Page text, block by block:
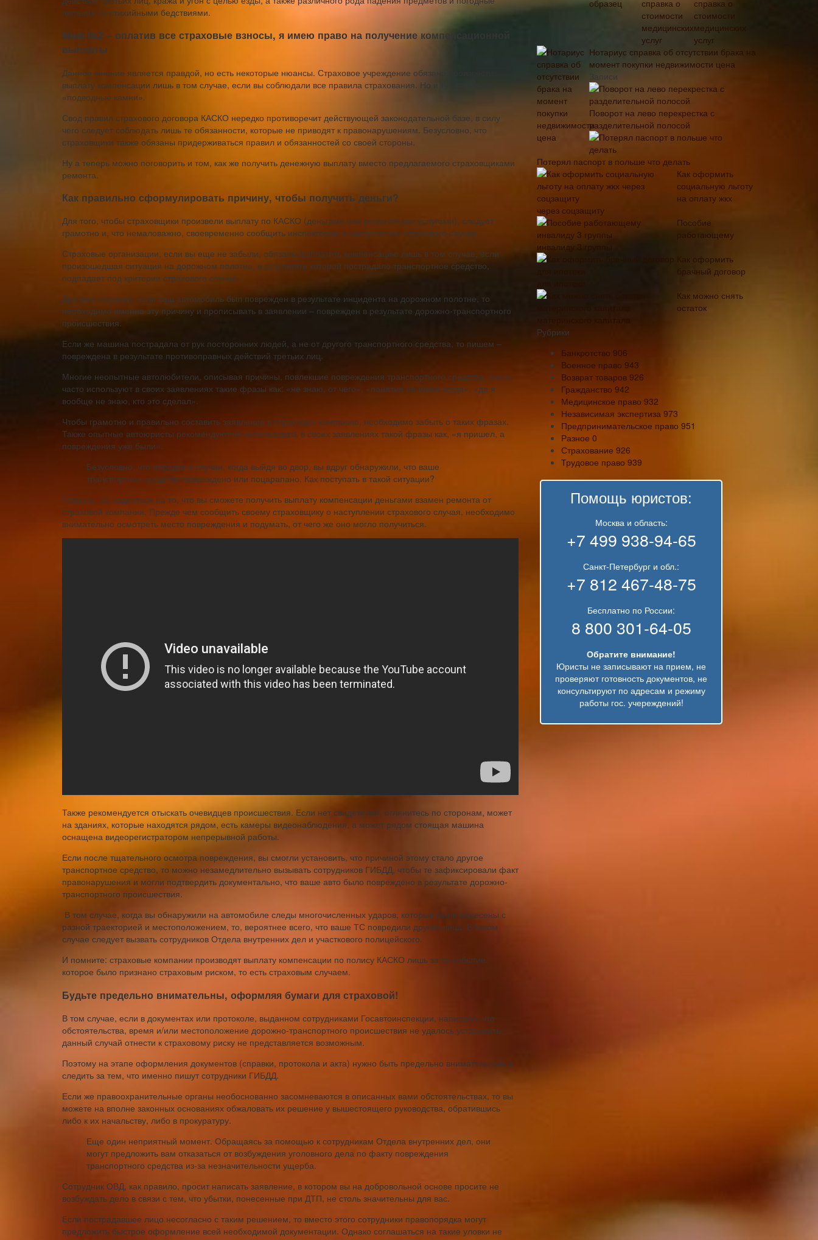
явления со стихийными бедствиями.
Миф №2 – оплатив все страховые взносы, я имею право на получение компенсационной
выплаты
Данное мнение является правдой, но есть некоторые нюансы. Страховое учреждение обязано произвести
выплату компенсации лишь в том случае, если вы соблюдали все правила страхования. Но и тут есть свои
«подводные камни».
Свод правил страхового договора КАСКО нередко противоречит действующей законодательной базе, в силу
чего следует соблюдать лишь те обязанности, которые не приводят к правонарушениям. Безусловно, что
страховщики также обязаны придерживаться правил и обязанностей со своей стороны.
Ну а теперь можно поговорить и том, как же получить денежную выплату вместо предлагаемого страховщиками
ремонта.
Как правильно сформулировать причину, чтобы получить деньги?
Для того, чтобы страховщики произвели выплату по КАСКО (деньгами или ремонтными услугами), следует
грамотно и, что немаловажно, своевременно сообщить инспекторам о наступлении страхового случая.
Страховые организации, если вы еще не забыли, обязаны выплатить компенсацию лишь в том случае, если
произошедшая ситуация на дорожном полотне, в результате которой пострадало транспортное средство,
подпадает под критерии страхового случая.
Другими словами, если ваш автомобиль был поврежден в результате инцидента на дорожном полотне, то
необходимо именно эту причину и прописывать в заявлении – поврежден в результате дорожно-транспортного
происшествия.
Если же машина пострадала от рук посторонних людей, а не от другого транспортного средства, то пишем –
повреждена в результате противоправных действий третьих лиц.
Многие неопытные автолюбители, описывая причины, повлекшие повреждения транспортного средства, очень
часто используют в своих заявлениях такие фразы как: «не знаю, от чего», «понятия не имею когда», «да я
вообще не знаю, кто это сделал».
Чтобы грамотно и правильно составить заявление в страховую компанию, необходимо забыть о таких фразах.
Также опытные автоюристы рекомендуют не использовать в своих заявлениях такой фразы как, «я пришел, а
повреждения уже были».
Безусловно, что нередки и случаи, когда выйдя во двор, вы вдруг обнаружили, что ваше
транспортное средство повреждено или поцарапано. Как поступать в такой ситуации?
Главное, не надеяться на то, что вы сможете получить выплату компенсации деньгами взамен ремонта от
страховой компании. Прежде чем сообщить своему страховщику о наступлении страхового случая, необходимо
внимательно осмотреть место повреждения и подумать, от чего же оно могло получиться.
Также рекомендуется отыскать очевидцев происшествия. Если нет свидетелей, оглянитесь по сторонам, может
на зданиях, которые находятся рядом, есть камеры видеонаблюдения, а может рядом стоящая машина
оснащена видеорегистратором непрерывной работы.
Если после тщательного осмотра повреждения, вы смогли установить, что причиной этому стало другое
транспортное средство, то можно незамедлительно вызывать сотрудников ГИБДД, чтобы те зафиксировали факт
правонарушения и могли подтвердить документально, что ваше авто было повреждено в результате дорожно-
транспортного происшествия.
В том случае, когда вы обнаружили на автомобиле следы многочисленных ударов, которые были нанесены с
разной траекторией и местоположением, то, вероятнее всего, что ваше ТС повредили другие лица. В таком
случае следует вызвать сотрудников Отдела внутренних дел и участкового полицейского.
И помните: страховые компании производят выплату компенсации по полису КАСКО лишь за то событие,
которое было признано страховым риском, то есть страховым случаем.
Будьте предельно внимательны, оформляя бумаги для страховой!
В том случае, если в документах или протоколе, выданном сотрудниками Госавтоинспекции, написано, что
обстоятельства, время и/или местоположение дорожно-транспортного происшествия не удалось установить,
данный случай отнести к страховому риску не представляется возможным.
Поэтому на этапе оформления документов (справки, протокола и акта) нужно быть предельно внимательным и
следить за тем, что именно пишут сотрудники ГИБДД.
Если же правоохранительные органы необоснованно засомневаются в описанных вами обстоятельствах, то вы
можете на вполне законных основаниях обжаловать их решение у вышестоящего руководства, обратившись
либо к их начальству, либо в прокуратуру.
Еще один неприятный момент. Обращаясь за помощью к сотрудникам Отдела внутренних дел, они
могут предложить вам отказаться от возбуждения уголовного дела по факту повреждения
транспортного средства из-за незначительности ущерба.
Сотрудник ОВД, как правило, просит написать заявление, в котором вы на добровольной основе просите не
возбуждать дело в связи с тем, что убытки, понесенные при ДТП, не столь значительны для вас.
Если пострадавшее лицо несогласно с таким решением, то вместо этого сотрудники правопорядка могут
предложить быстрое оформление всей необходимой документации. Однако соглашаться на такие уловки не
справка о
стоимости
медицинских
услуг
Нотариус справка об отсутствии брака на
момент покупки недвижимости цена
Записи
Поворот на лево перекрестка с
разделительной полосой
Потерял паспорт в польше что делать
Как оформить
социальную льготу
на оплату жкх
через соцзащиту
Пособие
работающему
инвалиду 3 группы
Как оформить
брачный договор
Как можно снять
остаток
Рубрики
Банкротство 906
Военное право 943
Возврат товаров 926
Гражданство 942
Медицинское право 932
Независимая экспертиза 973
Предпринимательское право 951
Разное 0
Страхование 926
Трудовое право 939
Помощь юристов:
Москва и область:
+7 499 938-94-65
Санкт-Петербург и обл.:
+7 812 467-48-75
Бесплатно по России:
8 800 301-64-05
Обратите внимание!
Юристы не записывают на прием, не
проверяют готовность документов, не
консультируют по адресам и режиму
работы гос. учереждений!